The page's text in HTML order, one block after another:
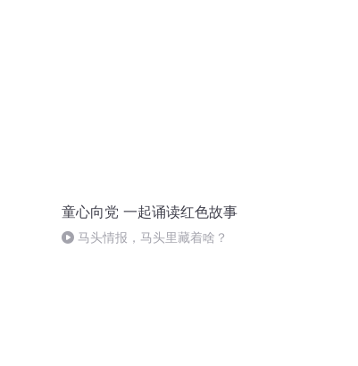
童心向党 一起诵读红色故事
马头情报，马头里藏着啥？